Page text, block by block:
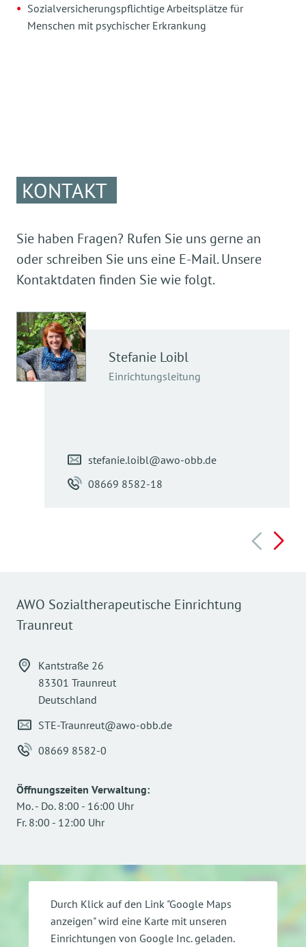
Sozialversicherungspflichtige Arbeitsplätze für
Menschen mit psychischer Erkrankung
KONTAKT
Sie haben Fragen? Rufen Sie uns gerne an
oder schreiben Sie uns eine E-Mail. Unsere
Kontaktdaten finden Sie wie folgt.
Stefanie Loibl
Einrichtungsleitung
stefanie.loibl@awo-obb.de
08669 8582-18
AWO Sozialtherapeutische Einrichtung
Traunreut
Kantstraße 26
83301 Traunreut
Deutschland
STE-Traunreut@awo-obb.de
08669 8582-0
Öffnungszeiten Verwaltung:
Mo.- Do. 8:00 - 16:00 Uhr
Fr. 8:00 - 12:00 Uhr
Durch Klick auf den Link "Google Maps
anzeigen" wird eine Karte mit unseren
Einrichtungen von Google Inc. geladen.